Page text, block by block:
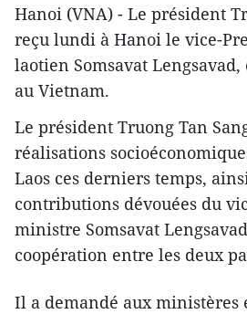
Hanoi (VNA) - Le président
reçu lundi à Hanoi le vice-
laotien Somsavat
au Vietnam.
Le président Truong Tan
réalisations
Laos ces derniers temps,
contributions dévouées du
ministre Somsavat
coopération entre les deux
Il a demandé aux ministères